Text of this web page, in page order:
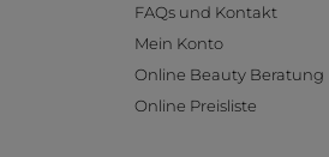
FAQs und Kontakt
Mein Konto
Online Beauty Beratung
Online Preisliste